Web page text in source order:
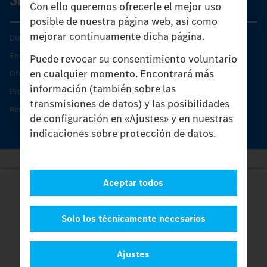
Con ello queremos ofrecerle el mejor uso
posible de nuestra página web, así como
mejorar continuamente dicha página.
Puede revocar su consentimiento voluntario
en cualquier momento. Encontrará más
información (también sobre las
transmisiones de datos) y las posibilidades
de configuración en «Ajustes» y en nuestras
indicaciones sobre protección de datos.
Ajustes
Solo los técnicamente necesarios
Aceptar todos
Días de Servicio del Unimog
Encontrar un socio
Oferta de servicio del Unimog
Productos de piezas y servicio
Recambios originales
Provider
Legal Notice
Contacto
Cookies
Protección de datos
Ajustes